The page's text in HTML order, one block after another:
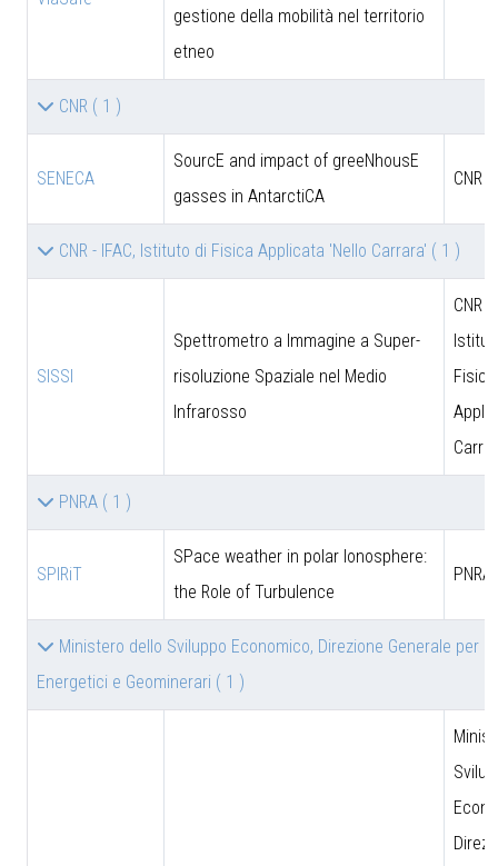
gestione della mobilità nel territorio
etneo
CNR ( 1 )
SENECA
SourcE and impact of greeNhousE
gasses in AntarctiCA
CNR
CNR - IFAC, Istituto di Fisica Applicata 'Nello Carrara' ( 1 )
SISSI
Spettrometro a Immagine a Super-
risoluzione Spaziale nel Medio
Infrarosso
CNR -
Fisica
PNRA ( 1 )
SPIRiT
SPace weather in polar Ionosphere:
the Role of Turbulence
PNRA
Ministero dello Sviluppo Economico, Direzione Generale per
Energetici e Geominerari ( 1 )